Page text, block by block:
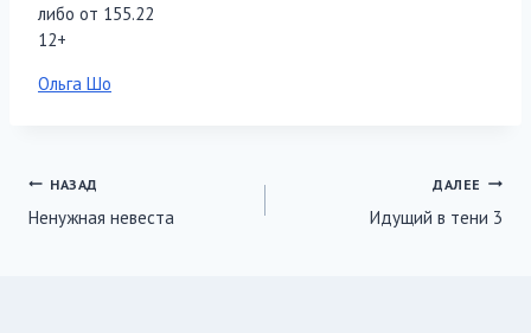
либо от 155.22
12+
Метки
Ольга Шо
Навигация
по
НАЗАД
Ненужная невеста
ДАЛЕЕ
Идущий в тени 3